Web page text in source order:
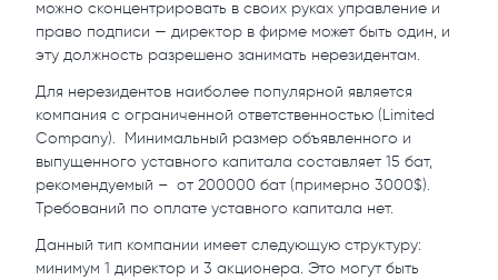
можно сконцентрировать в своих руках управление и
право подписи — директор в фирме может быть один, и
эту должность разрешено занимать нерезидентам.
Для нерезидентов наиболее популярной является
компания с ограниченной ответственностью (Limited
Company). Минимальный размер объявленного и
выпущенного уставного капитала составляет 15 бат,
рекомендуемый – от 200000 бат (примерно 3000$).
Требований по оплате уставного капитала нет.
Данный тип компании имеет следующую структуру:
минимум 1 директор и 3 акционера. Это могут быть